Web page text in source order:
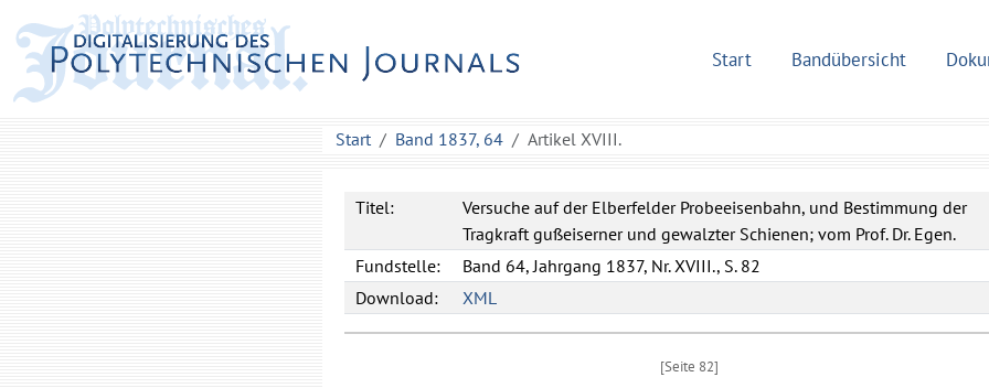
Start Bandübersicht
Start Band 1837, 64 Artikel XVIII.
Titel:
Versuche auf der Elberfelder Probeeisenbahn, und Bestimmung der
Tragkraft gußeiserner und gewalzter Schienen; vom Prof. Dr. Egen.
Fundstelle:
Band 64, Jahrgang 1837, Nr. XVIII., S. 82
Download:
XML